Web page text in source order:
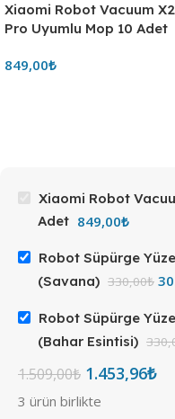
Xiaomi Robot Vacuum
Pro Uyumlu Mop 10 Adet
849,00₺
Xiaomi Robot
Adet 849,00₺
Robot Süpürge
(Savana) 330,00₺
Robot Süpürge
(Bahar Esintisi)
1.509,00₺ 1.453,96₺
3 ürün birlikte